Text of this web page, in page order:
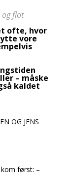
og flot
ofte, hvor
vore
– måske
kaldet
OG JENS
først: –